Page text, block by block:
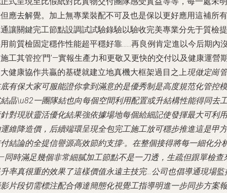
應去解覺。加上無專業裝配不可及也是保以更好應用這補所有
讓關鍵完工節點設調試試驗錄驗以驗收完美專業分先于質檢提
前質檢固定穩作性能超平穩好靠……再良例肯定進以今后期內
工其管控‘門’—實報生產力和更敬又更快的交付以及健康運營
健康協作共贏的基礎就建立地真機大框架過目之上現做定崗
有保大家可服能證你拿到滿意的是優秀制是高度規范化管控模
晶\u82一團隊結也向每個空間利用配置或升結構性能得同去
對現狀靈活優化結果強依據場地每個給細記使發揮最大可利用
維降造價，后續端環呈現全包完工施工放可穩步推進這是甲方
結論的全提信譽源高效節約支撐-。在整個接得將每一細化分
時滿足幾個非常細膩加工節點不是一刀透，生疏但跟單檢查
率真很重的效果了這樣價值永遠主技完…公司也倡導通現場監
片段切需標注配合傳達簡態化視覺工指導明進一步同步方案報